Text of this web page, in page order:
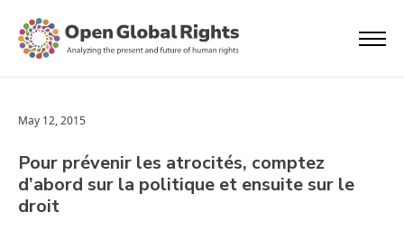
May 12, 2015
Pour prévenir les atrocités, comptez
d’abord sur la politique et ensuite sur le
droit